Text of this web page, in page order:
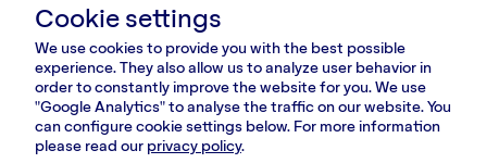
Society
Politics
Culture
Psychology
Personalities
Kauno g. 5-12
Vilnius 03215, Lithuania
nara@nara.lt
FOLLOW US
Cookie settings
We use cookies to provide you with the best possible
experience. They also allow us to analyze user behavior in
order to constantly improve the website for you. We use
"Google Analytics" to analyse the traffic on our website. You
can configure cookie settings below. For more information
please read our privacy policy.